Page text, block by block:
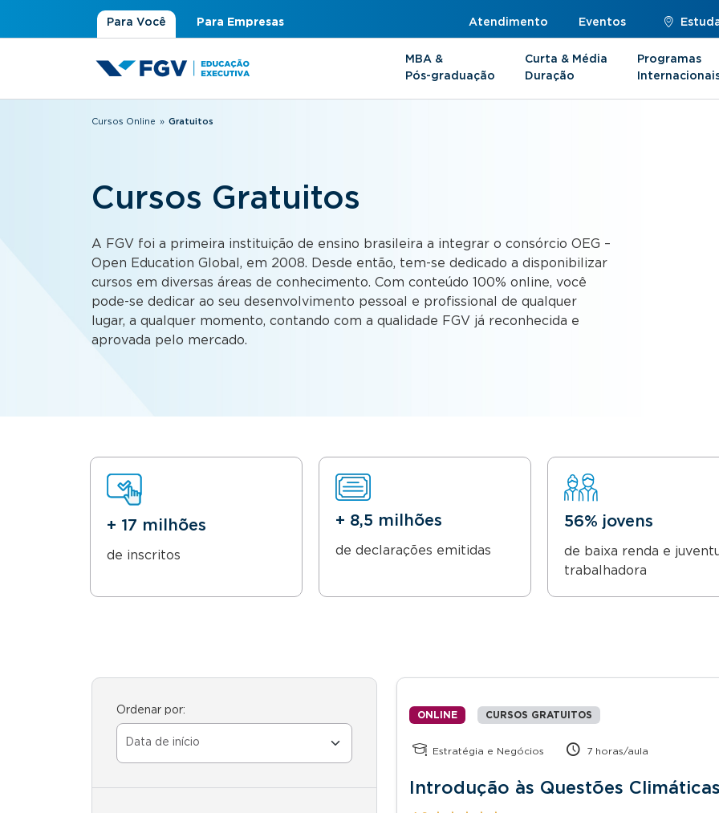
Para Você Para Empresas Atendimento Eventos
MBA &
Pós-graduação
Curta & Média
Duração
Programas
Você está aqui
Cursos Online » Gratuitos
Cursos Gratuitos
A FGV foi a primeira instituição de ensino brasileira a integrar o consórcio OEG –
Open Education Global, em 2008. Desde então, tem-se dedicado a disponibilizar
cursos em diversas áreas de conhecimento. Com conteúdo 100% online, você
pode-se dedicar ao seu desenvolvimento pessoal e profissional de qualquer
lugar, a qualquer momento, contando com a qualidade FGV já reconhecida e
aprovada pelo mercado.
+ 17 milhões
de inscritos
+ 8,5 milhões
de declarações emitidas
56% jovens
de baixa renda e
trabalhadora
Ordenar por: ONLINE CURSOS GRATUITOS
Estratégia e Negócios 7 horas/aula
Introdução às Questões